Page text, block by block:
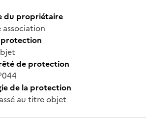
du propriétaire
protection
de protection
de la protection
au titre objet